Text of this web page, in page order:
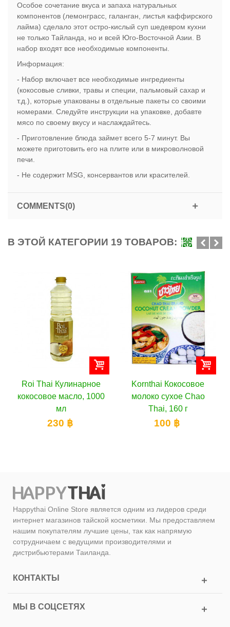
Особое сочетание вкуса и запаха натуральных
компонентов (лемонграсс, галанган, листья каффирского
лайма) сделало этот остро-кислый суп шедевром кухни
не только Тайланда, но и всей Юго-Восточной Азии. В
набор входят все необходимые компоненты.
Информация:
- Набор включает все необходимые ингредиенты
(кокосовые сливки, травы и специи, пальмовый сахар и
т.д.), которые упакованы в отдельные пакеты со своими
номерами. Следуйте инструкции на упаковке, добавте
мясо по своему вкусу и наслаждайтесь.
- Приготовление блюда займет всего 5-7 минут. Вы
можете приготовить его на плите или в микроволновой
печи.
- Не содержит MSG, консервантов или красителей.
COMMENTS(0)
В ЭТОЙ КАТЕГОРИИ 19 ТОВАРОВ:
1000
Kornthai Кокосовое
молоко сухое Chao
Lobo Паста
Карри, 100 г
110 ฿
Happythai Online Store является одним из лидеров среди
интернет магазинов тайской косметики. Мы предоставляем
нашим покупателям лучшие цены, так как напрямую
сотрудничаем с ведущими производителями и
дистрибьютерами Таиланда.
КОНТАКТЫ
МЫ В СОЦСЕТЯХ